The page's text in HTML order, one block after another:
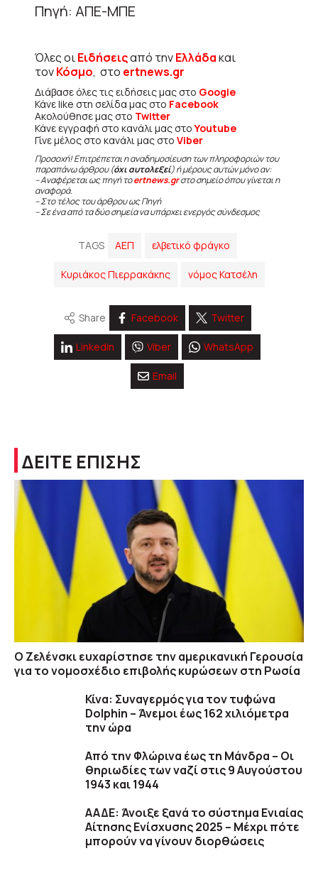
Πηγή: ΑΠΕ-ΜΠΕ
Όλες οιΕιδήσειςαπό τηνΕλλάδακαι
τονΚόσμο, στο ertnews.gr
Διάβασε όλες τις ειδήσεις μας στο Google
Κάνε like στη σελίδα μας στο Facebook
Ακολούθησε μας στο Twitter
Κάνε εγγραφή στο κανάλι μας στοYoutube
Γίνε μέλος στο κανάλι μας στο Viber
Προσοχή! Επιτρέπεται η αναδημοσίευση των πληροφοριών του
παραπάνω άρθρου (όχι αυτολεξεί) ή μέρους αυτών μόνο αν:
– Αναφέρεται ως πηγή τοertnews.grστο σημείο όπου γίνεται η
αναφορά.
– Στο τέλος του άρθρου ως Πηγή
– Σε ένα από τα δύο σημεία να υπάρχει ενεργός σύνδεσμος
TAGS ΑΕΠ ελβετικό φράγκο
Κυριάκος Πιερρακάκης νόμος Κατσέλη
Share Facebook Twitter
Linkedin Viber WhatsApp
Email
ΔΕΙΤΕ ΕΠΙΣΗΣ
Ο Ζελένσκι ευχαρίστησε την αμερικανική Γερουσία
για το νομοσχέδιο επιβολής κυρώσεων στη Ρωσία
Κίνα: Συναγερμός για τον τυφώνα
Dolphin – Άνεμοι έως 162 χιλιόμετρα
την ώρα
Από την Φλώρινα έως τη Μάνδρα – Οι
θηριωδίες των ναζί στις 9 Αυγούστου
1943 και 1944
ΑΑΔΕ: Άνοιξε ξανά το σύστημα Ενιαίας
Αίτησης Ενίσχυσης 2025 – Μέχρι πότε
μπορούν να γίνουν διορθώσεις